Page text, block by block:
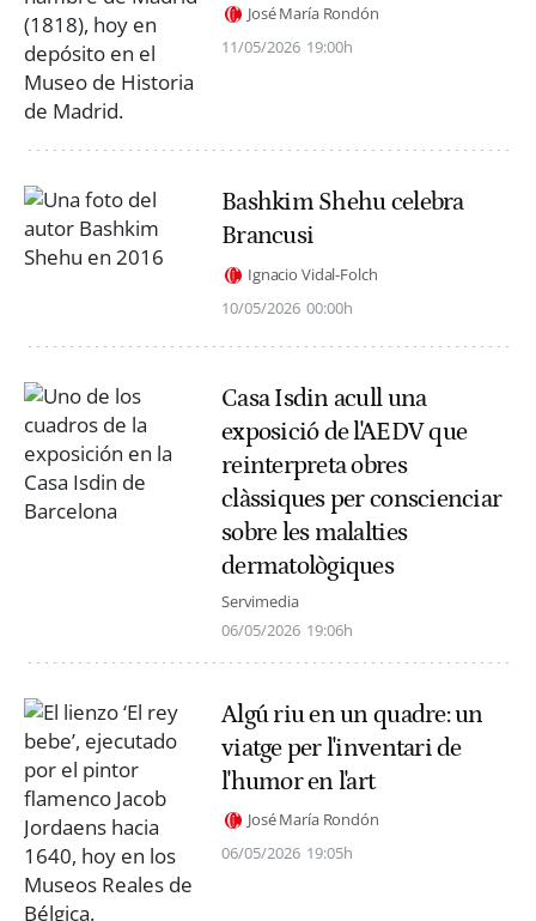
José María Rondón
11/05/2026 19:00h
Bashkim Shehu celebra
Brancusi
Ignacio Vidal-Folch
10/05/2026 00:00h
Casa Isdin acull una
exposició de l'AEDV que
reinterpreta obres
clàssiques per conscienciar
sobre les malalties
dermatològiques
Servimedia
06/05/2026 19:06h
Algú riu en un quadre: un
viatge per l'inventari de
l'humor en l'art
José María Rondón
06/05/2026 19:05h